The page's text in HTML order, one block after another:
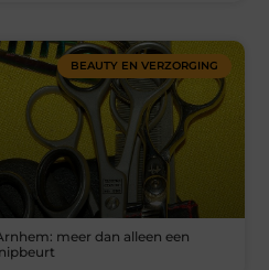
BEAUTY EN VERZORGING
meer dan alleen een